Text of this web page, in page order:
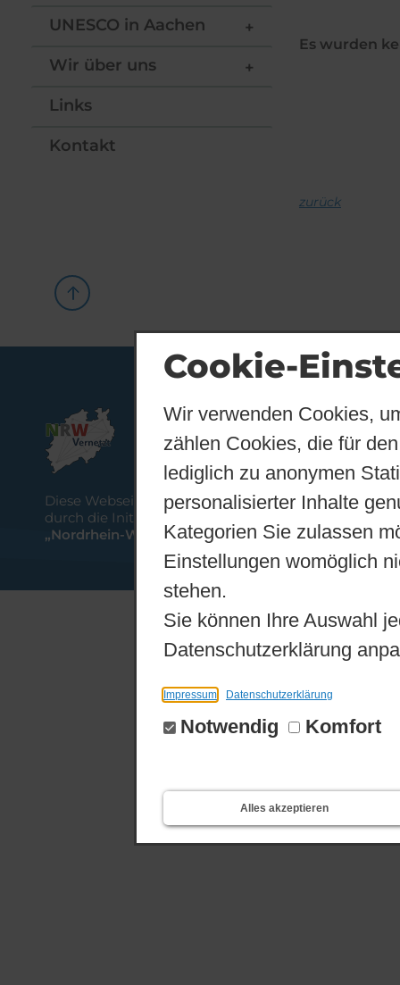
Cookie-
Wir verwenden Cookies,
zählen Cookies, die für
lediglich zu anonymen
personalisierter Inhalte
Kategorien Sie zulassen
Einstellungen womöglich
stehen.
Sie können Ihre Auswahl
Datenschutzerklärung
Impressum Datenschutzerklärung
Notwendig Komfort
Alles akzeptieren
UNESCO in Aachen
Wir über uns
Links
Kontakt
Es wurden
zurück
Diese Webseite wird gefördert
durch die Initiative
„Nordrhein-Westfalen vernetzt“